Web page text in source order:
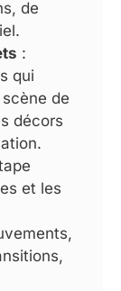
de
:
qui
de
décors
et les